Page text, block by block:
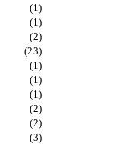
(1)
(1)
(2)
(23)
(1)
(1)
(1)
(2)
(2)
(3)